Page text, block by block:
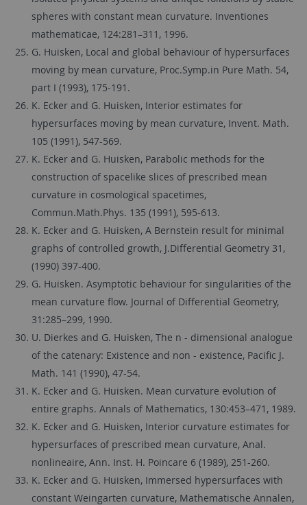
spheres with constant mean curvature. Inventiones
mathematicae, 124:281–311, 1996.
G. Huisken, Local and global behaviour of hypersurfaces
moving by mean curvature, Proc.Symp.in Pure Math. 54,
part I (1993), 175-191.
K. Ecker and G. Huisken, Interior estimates for
hypersurfaces moving by mean curvature, Invent. Math.
105 (1991), 547-569.
K. Ecker and G. Huisken, Parabolic methods for the
construction of spacelike slices of prescribed mean
curvature in cosmological spacetimes,
Commun.Math.Phys. 135 (1991), 595-613.
K. Ecker and G. Huisken, A Bernstein result for minimal
graphs of controlled growth, J.Differential Geometry 31,
(1990) 397-400.
G. Huisken. Asymptotic behaviour for singularities of the
mean curvature flow. Journal of Differential Geometry,
31:285–299, 1990.
U. Dierkes and G. Huisken, The n - dimensional analogue
of the catenary: Existence and non - existence, Pacific J.
Math. 141 (1990), 47-54.
K. Ecker and G. Huisken. Mean curvature evolution of
entire graphs. Annals of Mathematics, 130:453–471, 1989.
K. Ecker and G. Huisken, Interior curvature estimates for
hypersurfaces of prescribed mean curvature, Anal.
nonlineaire, Ann. Inst. H. Poincare 6 (1989), 251-260.
K. Ecker and G. Huisken, Immersed hypersurfaces with
constant Weingarten curvature, Mathematische Annalen,